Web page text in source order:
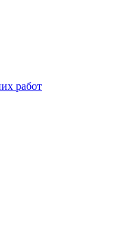
работ